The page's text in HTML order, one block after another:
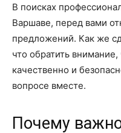
В поисках
Варшаве, перед вами
предложений. Как же
что обратить
качественно и
вопросе вместе.
Почему